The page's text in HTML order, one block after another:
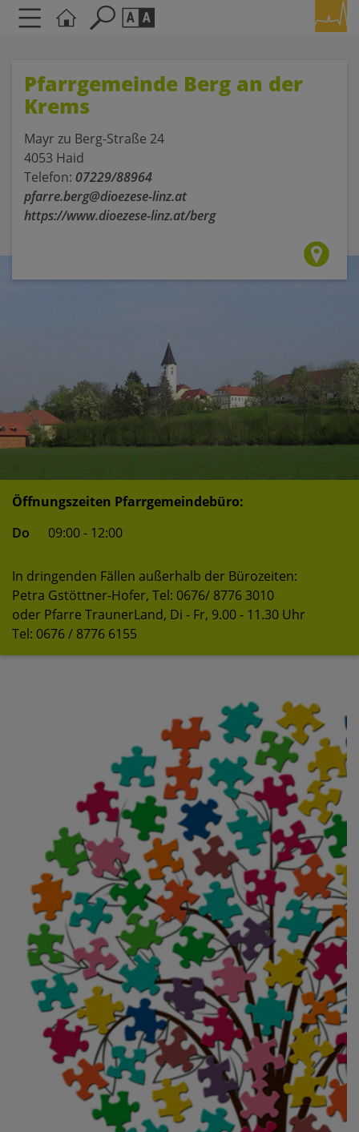
Schriftgröße
AAA
Kontrasteinstellungen
A A A A A
Pfarrgemeinde Berg an der
Krems
Mayr zu Berg-Straße 24
4053 Haid
Telefon: 07229/88964
pfarre.berg@dioezese-linz.at
https://www.dioezese-linz.at/berg
Öffnungszeiten Pfarrgemeindebüro:
Do
09:00 - 12:00
In dringenden Fällen außerhalb der Bürozeiten:
Petra Gstöttner-Hofer, Tel: 0676/ 8776 3010
oder Pfarre TraunerLand, Di - Fr, 9.00 - 11.30 Uhr
Tel: 0676 / 8776 6155